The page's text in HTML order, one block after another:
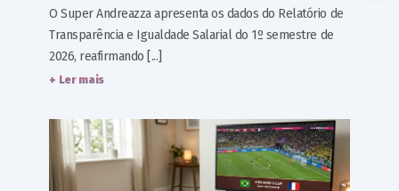
O Super Andreazza apresenta os dados do Relatório de
Transparência e Igualdade Salarial do 1º semestre de
2026, reafirmando [...]
+ Ler mais